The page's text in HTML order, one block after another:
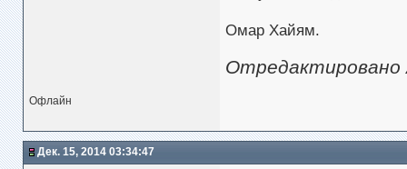
Омар Хайям.
Отредактировано
Офлайн
Дек. 15, 2014 03:34:47